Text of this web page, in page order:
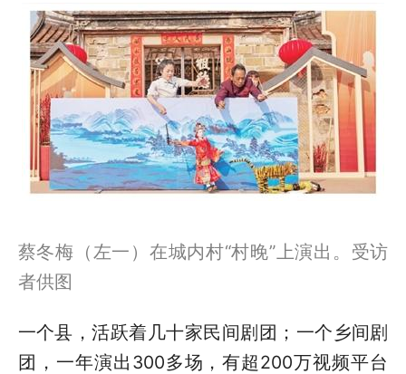
蔡冬梅（左一）在城内村“村晚”上演出。受访
者供图
一个县，活跃着几十家民间剧团；一个乡间剧
团，一年演出300多场，有超200万视频平台